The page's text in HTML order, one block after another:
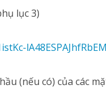
lục 3)
(nếu có) của các